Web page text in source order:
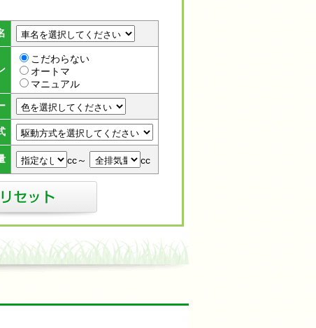
こだわらない
オートマ
マニュアル
cc～ cc